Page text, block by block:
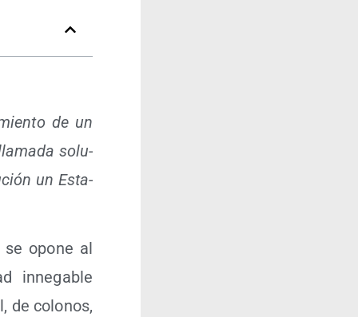
de un
solu­
un Esta­
opo­ne al
inne­ga­ble
de colo­nos,